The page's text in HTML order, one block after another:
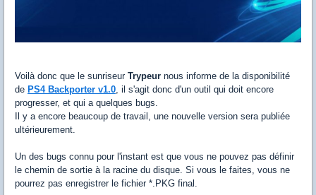
Voilà donc que le sunriseur Trypeur nous informe de la disponibilité
de PS4 Backporter v1.0 , il s'agit donc d'un outil qui doit encore
progresser, et qui a quelques bugs.
Il y a encore beaucoup de travail, une nouvelle version sera publiée
ultérieurement.
Un des bugs connu pour l'instant est que vous ne pouvez pas définir
le chemin de sortie à la racine du disque. Si vous le faites, vous ne
pourrez pas enregistrer le fichier *.PKG final.